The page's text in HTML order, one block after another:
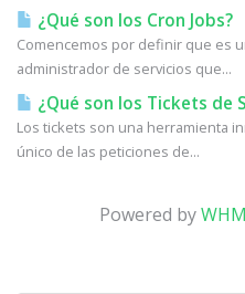
¿Qué son los Cron Jobs?
Comencemos por definir que es
administrador de servicios que...
¿Qué son los Tickets de
Los tickets son una herramienta
único de las peticiones de...
Powered by